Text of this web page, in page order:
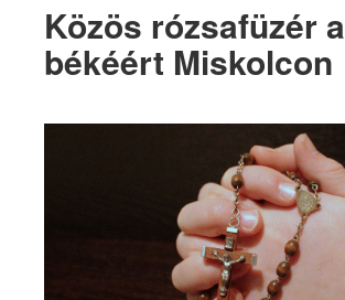
Közös rózsafüzér a
békéért Miskolcon